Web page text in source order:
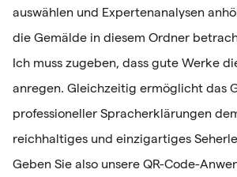
auswählen und Expertenanalysen
die Gemälde in diesem Ordner
Ich muss zugeben, dass gute Werke
anregen. Gleichzeitig ermöglicht das
professioneller Spracherklärungen
reichhaltiges und einzigartiges
Geben Sie also unsere QR-Code-